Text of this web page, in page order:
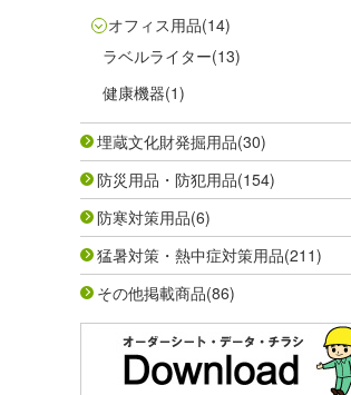
オフィス用品(14)
ラベルライター(13)
健康機器(1)
埋蔵文化財発掘用品(30)
防災用品・防犯用品(154)
防寒対策用品(6)
猛暑対策・熱中症対策用品(211)
その他掲載商品(86)